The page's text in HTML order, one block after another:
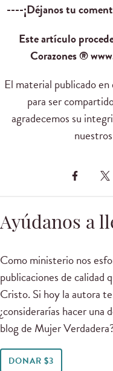
----¡Déjanos tu
Este artículo
Corazones ®
El material publicado
para ser
agradecemos su
Ayúdanos a
Como ministerio nos
publicaciones de calidad
Cristo. Si hoy la autora
¿considerarías hacer una
blog de Mujer
DONAR $3